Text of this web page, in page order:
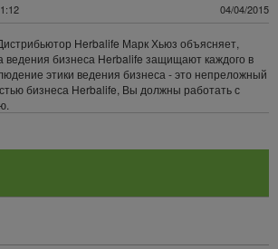
04/04/2015
Herbalife Марк Хьюз объясняет,
ведения бизнеса Herbalife защищают каждого в
этики ведения бизнеса - это непреложный
бизнеса Herbalife, Вы должны работать с